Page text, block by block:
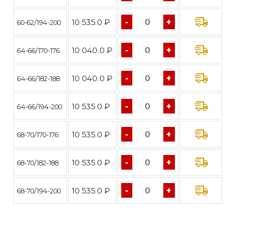
60-62/194-200 10 535.0 ₽ - +
64-66/170-176 10 040.0 ₽ - +
64-66/182-188 10 040.0 ₽ - +
64-66/194-200 10 535.0 ₽ - +
68-70/170-176 10 535.0 ₽ - +
68-70/182-188 10 535.0 ₽ - +
68-70/194-200 10 535.0 ₽ - +